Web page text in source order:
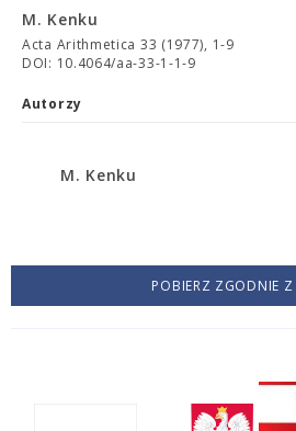
M. Kenku
Acta Arithmetica 33 (1977), 1-9
DOI: 10.4064/aa-33-1-1-9
Autorzy
M. Kenku
POBIERZ ZGODNIE Z